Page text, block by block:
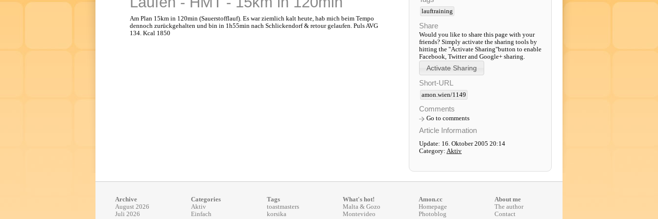
Am Plan 15km in 120min (Sauerstofflauf). Es war ziemlich kalt heute, hab mich beim Tempo
dennoch zurückgehalten und bin in 1h55min nach Schlickendorf & retour gelaufen. Puls AVG
134. Kcal 1850
lauftraining
Share
Would you like to share this page with your
friends? Simply activate the sharing tools by
hitting the "Activate Sharing"button to enable
Facebook, Twitter and Google+ sharing.
Short-URL
amon.wien/1149
Comments
Go to comments
Article Information
Update: 16. Oktober 2005 20:14
Category: Aktiv
Archive
August 2026
Juli 2026
Categories
Aktiv
Einfach
Tags
toastmasters
korsika
What's hot!
Malta & Gozo
Montevideo
Amon.cc
Homepage
Photoblog
About me
The author
Contact